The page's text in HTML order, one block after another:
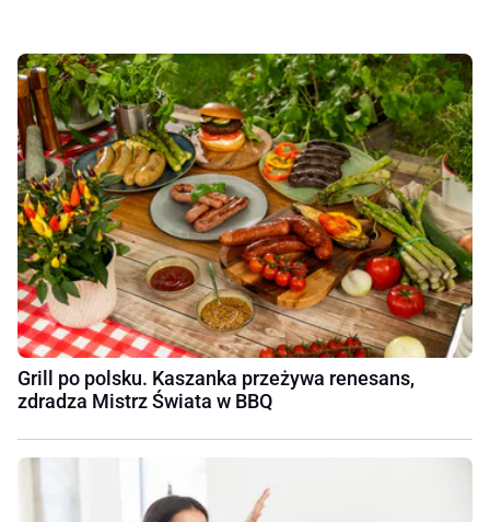
Grill po polsku. Kaszanka przeżywa renesans,
zdradza Mistrz Świata w BBQ